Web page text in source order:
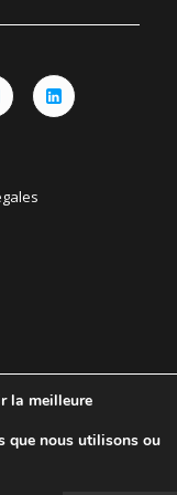
4.0
la meilleure
que nous utilisons ou